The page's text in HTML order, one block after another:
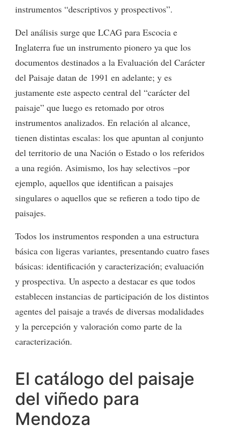
instrumentos “descriptivos y prospectivos”.
Del análisis surge que LCAG para Escocia e
Inglaterra fue un instrumento pionero ya que los
documentos destinados a la Evaluación del Carácter
del Paisaje datan de 1991 en adelante; y es
justamente este aspecto central del “carácter del
paisaje” que luego es retomado por otros
instrumentos analizados. En relación al alcance,
tienen distintas escalas: los que apuntan al conjunto
del territorio de una Nación o Estado o los referidos
a una región. Asimismo, los hay selectivos –por
ejemplo, aquellos que identifican a paisajes
singulares o aquellos que se refieren a todo tipo de
paisajes.
Todos los instrumentos responden a una estructura
básica con ligeras variantes, presentando cuatro fases
básicas: identificación y caracterización; evaluación
y prospectiva. Un aspecto a destacar es que todos
establecen instancias de participación de los distintos
agentes del paisaje a través de diversas modalidades
y la percepción y valoración como parte de la
caracterización.
El catálogo del paisaje
del viñedo para
Mendoza